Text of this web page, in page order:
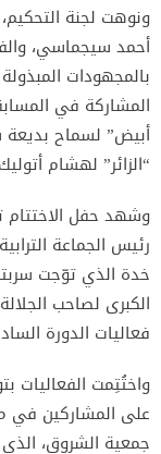
ونوهت لجنة
أحمد سيجماسي،
بالمجهودات
المشاركة في
أبيض” لسماح بديعة
“الزائر” لهشام
وشهد حفل
رئيس الجماعة
خدة الذي توّجت
الكبرى لصاحب
فعاليات الدورة
واختُتِمت الفعاليات
على المشاركين في
جمعية الشروق،